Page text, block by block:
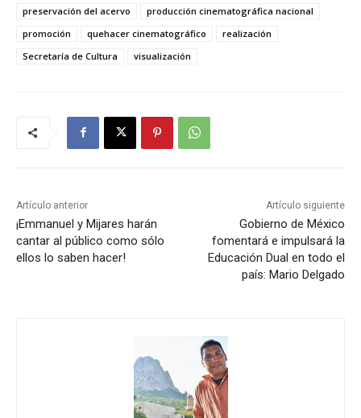
preservación del acervo
producción cinematográfica nacional
promoción
quehacer cinematográfico
realización
Secretaría de Cultura
visualización
Artículo anterior
¡Emmanuel y Mijares harán
cantar al público como sólo
ellos lo saben hacer!
Artículo siguiente
Gobierno de México
fomentará e impulsará la
Educación Dual en todo el
país: Mario Delgado